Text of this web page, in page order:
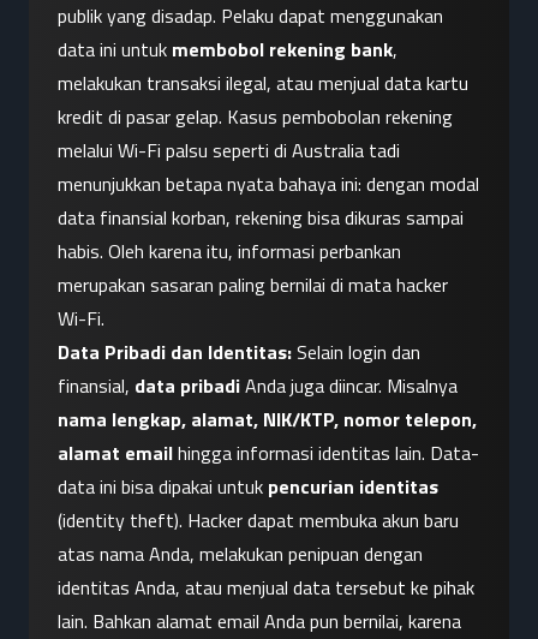
publik yang disadap. Pelaku dapat menggunakan
data ini untuk membobol rekening bank,
melakukan transaksi ilegal, atau menjual data kartu
kredit di pasar gelap. Kasus pembobolan rekening
melalui Wi-Fi palsu seperti di Australia tadi
menunjukkan betapa nyata bahaya ini: dengan modal
data finansial korban, rekening bisa dikuras sampai
habis. Oleh karena itu, informasi perbankan
merupakan sasaran paling bernilai di mata hacker
Wi-Fi.
Data Pribadi dan Identitas: Selain login dan
finansial, data pribadi
nama lengkap, alamat, NIK/KTP, nomor telepon,
alamat email hingga informasi identitas lain. Data-
data ini bisa dipakai untuk pencurian identitas
(identity theft). Hacker dapat membuka akun baru
atas nama Anda, melakukan penipuan dengan
identitas Anda, atau menjual data tersebut ke pihak
lain. Bahkan alamat email Anda pun bernilai, karena